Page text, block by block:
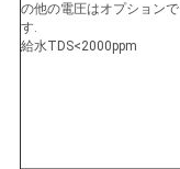
の他の電圧はオプションで
す.
給水TDS<2000ppm